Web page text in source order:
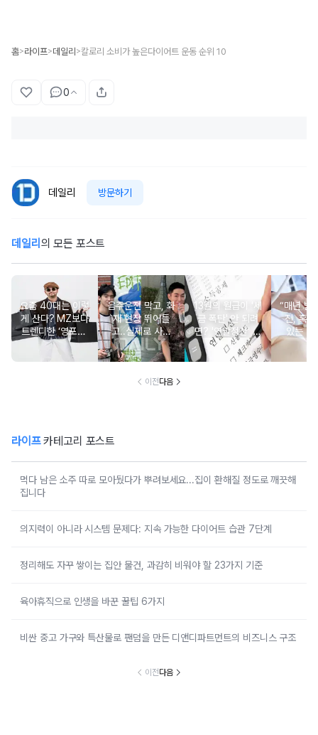
홈>라이프>데일리 >칼로리 소비가 높은다이어트 운동 순위 10
0
데일리 방문하기
데일리 의 모든 포스트
요즘 40대는 이렇
게 산다? MZ보다
트렌디한 ‘영포티’
분석
음주운전 막고, 화
재 현장 뛰어들
고..실제로 사람
구한 연예인 10
13월의 월급이 '세
금 폭탄' 안 되려
면? '연말정산' 핵
심 꿀팁 A to Z
“매년 받
진, 혹시
있는 건
요?”
이전다음
라이프카테고리 포스트
먹다 남은 소주 따로 모아뒀다가 뿌려보세요...집이 환해질 정도로 깨끗해
집니다
의지력이 아니라 시스템 문제다: 지속 가능한 다이어트 습관 7단계
정리해도 자꾸 쌓이는 집안 물건, 과감히 비워야 할 23가지 기준
육아휴직으로 인생을 바꾼 꿀팁 6가지
비싼 중고 가구와 특산물로 팬덤을 만든 디앤디파트먼트의 비즈니스 구조
이전다음